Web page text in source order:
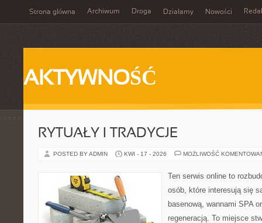
Strona główna Archiwum Droga Działamy Nowości
AKTYWNOŚĆ
RYTUAŁY I TRADYCJE
POSTED BY ADMIN KWI - 17 - 2026 MOŻLIWOŚĆ
Ten serwis online to
osób, które interesują się
basenową, wannami SPA
regeneracją. To miejsce